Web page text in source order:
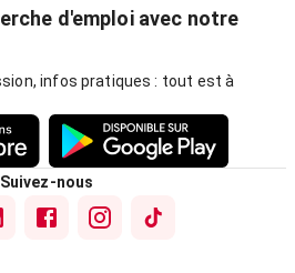
d'emploi avec notre
infos pratiques : tout est à
Suivez-nous